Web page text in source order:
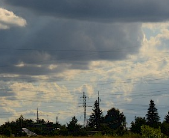
лошадка